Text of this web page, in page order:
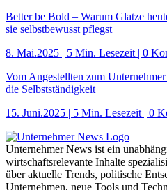
Better be Bold – Warum Glatze
sie selbstbewusst pflegst
8. Mai.2025 | 5 Min. Lesezeit | 0
Vom Angestellten zum
die Selbstständigkeit
15. Juni.2025 | 5 Min. Lesezeit | 0
Unternehmer News ist ein
wirtschaftsrelevante Inhalte
über aktuelle Trends, politische
Unternehmen, neue Tools und